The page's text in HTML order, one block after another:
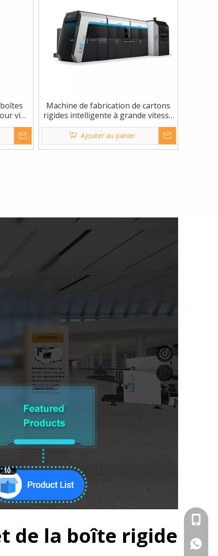
vin,
Machine de fabrication de cartons
rigides intelligente à grande vitesse
entièrement automatique
Ajouter au panier
de la boîte rigide
+86-